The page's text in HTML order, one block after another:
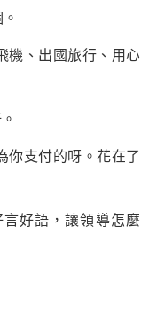
、出國旅行、用心
支付的呀。花在了
好語，讓領導怎麼